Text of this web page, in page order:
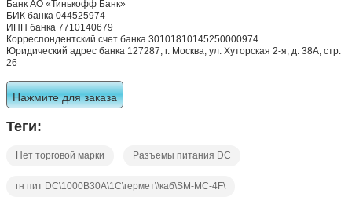
Банк АО «Тинькофф Банк»
БИК банка 044525974
ИНН банка 7710140679
Корреспондентский счет банка 30101810145250000974
Юридический адрес банка 127287, г. Москва, ул. Хуторская 2-я, д. 38А, стр.
26
Нажмите для заказа
Теги:
Нет торговой марки Разъемы питания DC
гн пит DC\1000В30А\1C\гермет\\каб\SM-MC-4F\